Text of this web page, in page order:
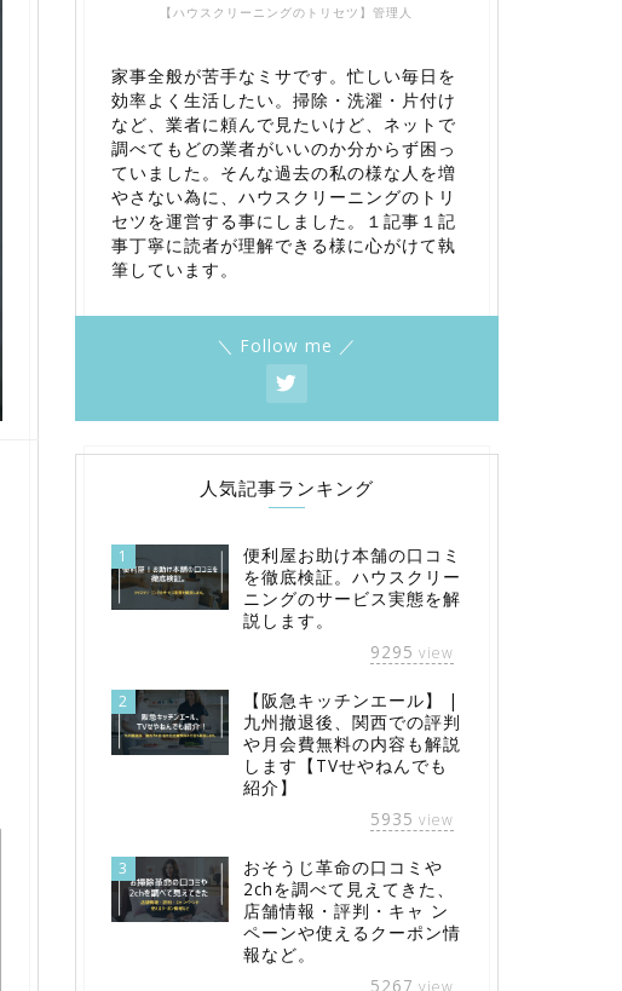
【ハウスクリーニングのトリセツ】管理人
家事全般が苦手なミサです。忙しい毎日を
効率よく生活したい。掃除・洗濯・片付け
など、業者に頼んで見たいけど、ネットで
調べてもどの業者がいいのか分からず困っ
ていました。そんな過去の私の様な人を増
やさない為に、ハウスクリーニングのトリ
セツを運営する事にしました。１記事１記
事丁寧に読者が理解できる様に心がけて執
筆しています。
＼ Follow me ／
人気記事ランキング
1
便利屋お助け本舗の口コミ
を徹底検証。ハウスクリー
ニングのサービス実態を解
説します。
9295 view
2
【阪急キッチンエール】 |
九州撤退後、関西での評判
や月会費無料の内容も解説
します【TVせやねんでも
紹介】
5935 view
3
おそうじ革命の口コミや
2chを調べて見えてきた、
店舗情報・評判・キャ ン
ペーンや使えるクーポン情
報など。
5267 view